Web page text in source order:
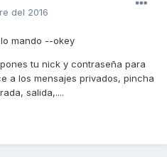
del 2016
mando --okey
tu nick y contraseña para
a los mensajes privados, pincha
salida,....